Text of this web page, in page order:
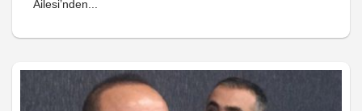
Ailesi’nden...